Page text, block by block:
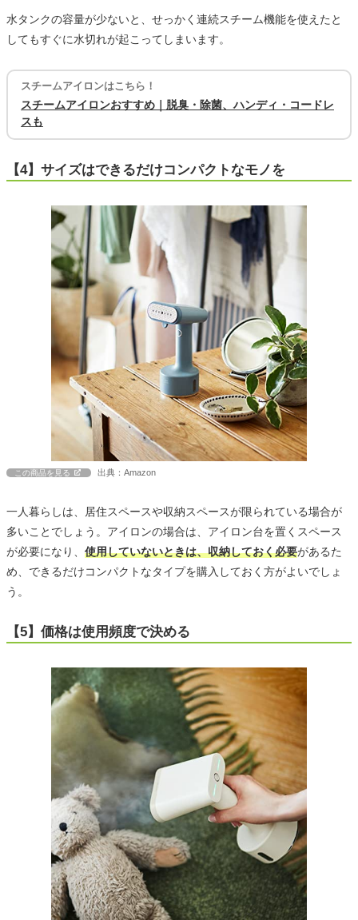
水タンクの容量が少ないと、せっかく連続スチーム機能を使えたと
してもすぐに水切れが起こってしまいます。
スチームアイロンはこちら！
スチームアイロンおすすめ｜脱臭・除菌、ハンディ・コードレ
スも
【4】サイズはできるだけコンパクトなモノを
この商品を見る 出典：Amazon
一人暮らしは、居住スペースや収納スペースが限られている場合が
多いことでしょう。アイロンの場合は、アイロン台を置くスペース
が必要になり、 使用していないときは、収納しておく必要があるた
め、できるだけコンパクトなタイプを購入しておく方がよいでしょ
う。
【5】価格は使用頻度で決める